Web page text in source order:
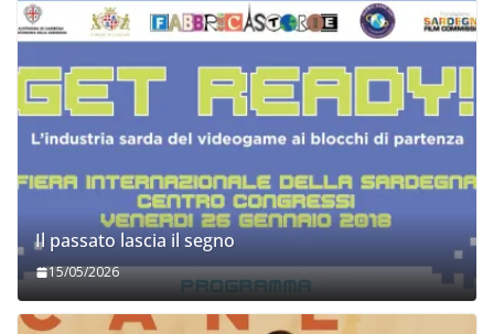
Il passato lascia il segno
15/05/2026